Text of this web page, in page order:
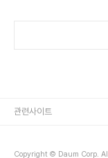
봉산 정상에는 처음 올라봤다
Copyright © Daum Corp.
관련사이트